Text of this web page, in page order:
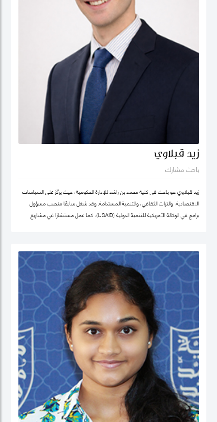
زيد قبلاوي
باحث مشارك
زيد قبلاوي هو باحث في كلية محمد بن راشد للإدارة الحكومية، حيث يركّز على السياسات
الاقتصادية، والتراث الثقافي، والتنمية المستدامة. وقد شغل سابقًا منصب مسؤول
برامج في الوكالة الأمريكية للتنمية الدولية (USAID)، كما عمل مستشارًا في مشاريع